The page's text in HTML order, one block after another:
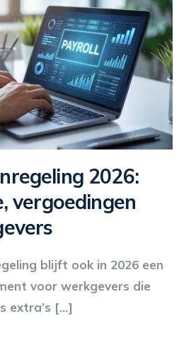
2026:
vergoedingen
blijft ook in 2026 een
voor werkgevers die
extra’s […]